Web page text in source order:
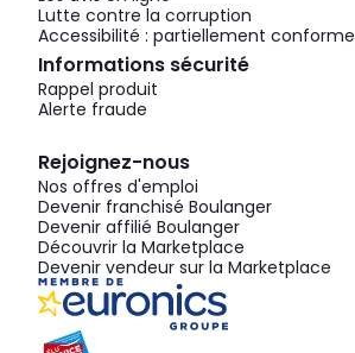
Lutte contre la corruption
Accessibilité : partiellement conforme
Informations sécurité
Rappel produit
Alerte fraude
Rejoignez-nous
Nos offres d'emploi
Devenir franchisé Boulanger
Devenir affilié Boulanger
Découvrir la Marketplace
Devenir vendeur sur la Marketplace